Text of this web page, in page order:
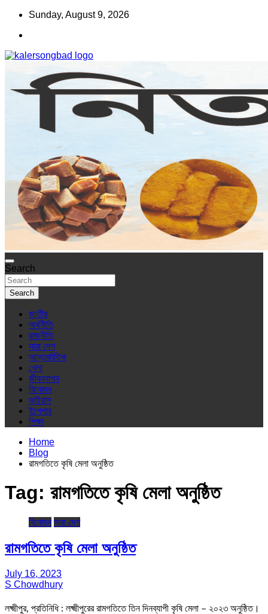
Skip
content
Sunday, August 9, 2026
কালের সংবাদ
www.kalersongbad.com
Search
Search
জাতীয়
অর্থনীতি
রাজনীতি
সারা দেশ
আন্তর্জাতিক
খেলা
জীবনযাপন
বিনোদন
ভাইরাস
ইপেপার
শিক্ষা
Home
Blog
রামগতিতে কৃষি মেলা অনুষ্ঠিত
Tag: রামগতিতে কৃষি মেলা অনুষ্ঠিত
বিনোদন সারা দেশ
রামগতিতে কৃষি মেলা অনুষ্ঠিত
July 16, 2023
S Chowdhury
লক্ষ্মীপুর, প্রতিনিধি : লক্ষ্মীপুরের রামগতিতে তিন দিনব্যাপী কৃষি মেলা – ২০২৩ অনুষ্ঠিত।